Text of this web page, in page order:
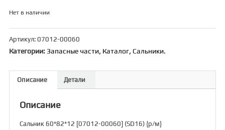
Нет в наличии
Артикул: 07012-00060
Категории: Запасные части, Каталог,Сальники.
Описание Детали
Описание
Сальник 60*82*12 [07012-00060] (SD16) {р/м}